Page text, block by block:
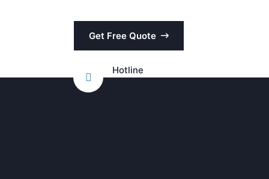
Get Free Quote
Hotline